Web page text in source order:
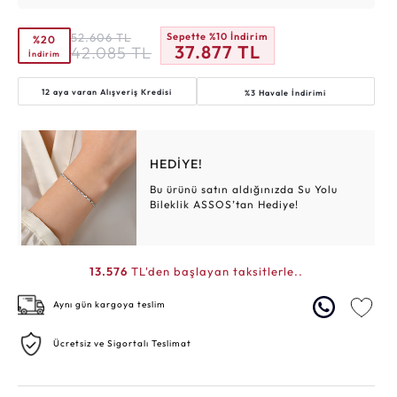
%20
İndirim
52.606 TL
42.085 TL
Sepette %10 İndirim
37.877 TL
12 aya varanAlışveriş Kredisi %3 Havale İndirimi
HEDİYE!
Bu ürünü satın aldığınızda Su Yolu
Bileklik ASSOS’tan Hediye!
13.576 TL'den başlayan taksitlerle..
Aynı gün kargoya teslim
Ücretsiz ve Sigortalı Teslimat